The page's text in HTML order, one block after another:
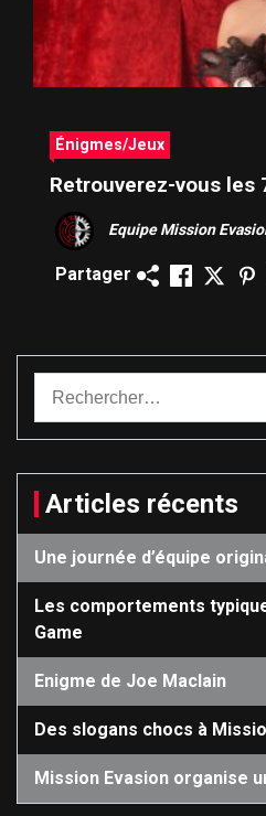
Énigmes/Jeux
Retrouverez-vous les
Equipe Mission
Partager
Articles récents
Une journée d’équipe
Les comportements
Game
Enigme de Joe Maclain
Des slogans chocs à
Mission Evasion organise